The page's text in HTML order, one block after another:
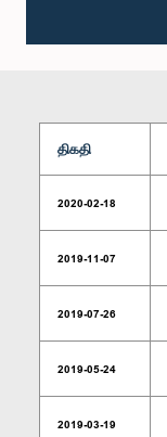
திகதி
2020-02-18
2019-11-07
2019-07-26
2019-05-24
2019-03-19